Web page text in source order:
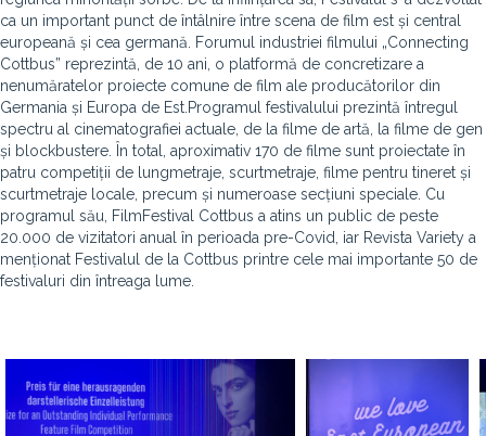
ca un important punct de întâlnire între scena de film est și central
europeană și cea germană. Forumul industriei filmului „Connecting
Cottbus” reprezintă, de 10 ani, o platformă de concretizare a
nenumăratelor proiecte comune de film ale producătorilor din
Germania și Europa de Est.Programul festivalului prezintă întregul
spectru al cinematografiei actuale, de la filme de artă, la filme de gen
și blockbustere. În total, aproximativ 170 de filme sunt proiectate în
patru competiții de lungmetraje, scurtmetraje, filme pentru tineret și
scurtmetraje locale, precum și numeroase secțiuni speciale. Cu
programul său, FilmFestival Cottbus a atins un public de peste
20.000 de vizitatori anual în perioada pre-Covid, iar Revista Variety a
menționat Festivalul de la Cottbus printre cele mai importante 50 de
festivaluri din întreaga lume.